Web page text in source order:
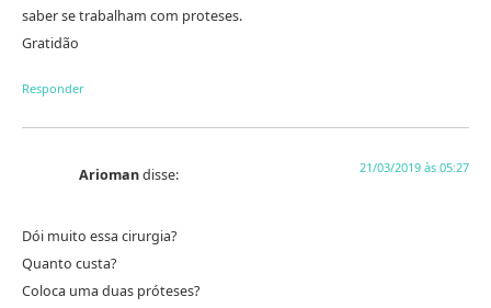
saber se trabalham com proteses.
Gratidão
Responder
Ariomandisse: 21/03/2019 às 05:27
Dói muito essa cirurgia?
Quanto custa?
Coloca uma duas próteses?